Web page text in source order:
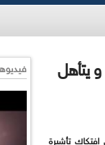
يتأهل
تأشيرة